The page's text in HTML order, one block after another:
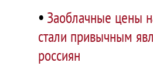
• Заоблачные цены
стали привычным
россиян